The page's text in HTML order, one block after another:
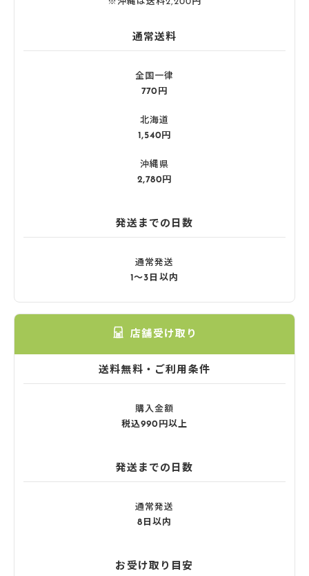
※沖縄は送料2,200円
通常送料
全国一律
770円
北海道
1,540円
沖縄県
2,780円
発送までの日数
通常発送
1〜3日以内
店舗受け取り
送料無料・ご利用条件
購入金額
税込990円以上
発送までの日数
通常発送
8日以内
お受け取り目安